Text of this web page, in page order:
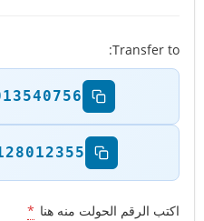
Transfer to:
اكتب الرقم الحولت منه هنا *